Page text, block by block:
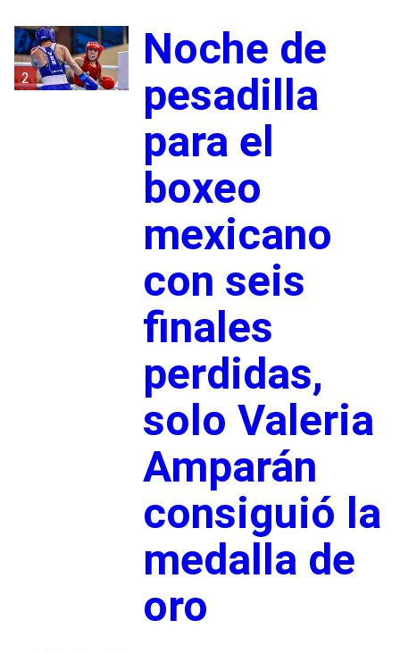
2
Noche de
pesadilla
para el
boxeo
mexicano
con seis
finales
perdidas,
solo Valeria
Amparán
consiguió la
medalla de
oro